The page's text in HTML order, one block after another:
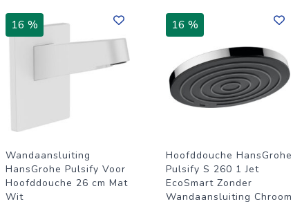
16 %
Wandaansluiting
HansGrohe Pulsify Voor
Hoofddouche 26 cm Mat
Wit
16 %
Hoofddouche HansGrohe
Pulsify S 260 1 Jet
EcoSmart Zonder
Wandaansluiting Chroom